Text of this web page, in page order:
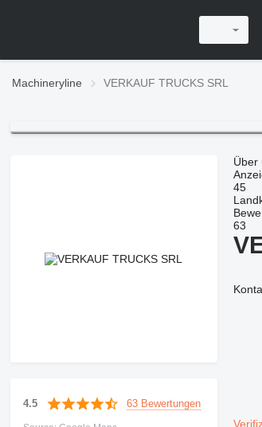
Machineryline VERKAUF TRUCKS SRL
4.5 63 Bewertungen
Über
45
63